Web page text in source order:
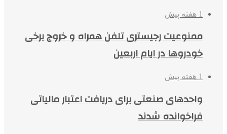
1 هفته پیش
ممنوعیت رجیستری تلفن همراه و خروج برخی
خودروها در ایام اربعین
1 هفته پیش
واحدهای صنعتی برای دریافت اعتبار مالیاتی
فراخوانده شدند